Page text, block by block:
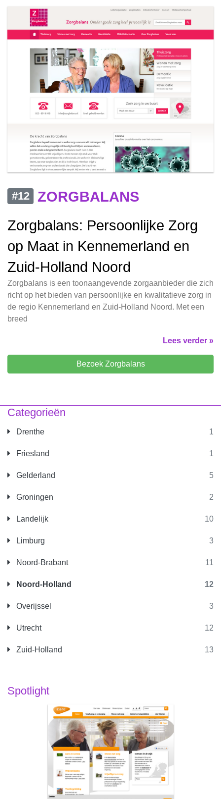
Categorieën
Drenthe 1
Friesland 1
Gelderland 5
Groningen 2
Landelijk 10
Limburg 3
Noord-Brabant 11
Noord-Holland 12
Overijssel 3
Utrecht 12
Zuid-Holland 13
Spotlight
#12
ZORGBALANS
Zorgbalans: Persoonlijke Zorg
op Maat in Kennemerland en
Zuid-Holland Noord
Zorgbalans is een toonaangevende zorgaanbieder die zich
richt op het bieden van persoonlijke en kwalitatieve zorg in
de regio Kennemerland en Zuid-Holland Noord. Met een
breed
Lees verder »
Bezoek Zorgbalans